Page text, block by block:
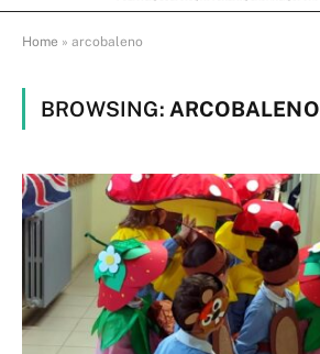
Home » arcobaleno
BROWSING: ARCOBALENO